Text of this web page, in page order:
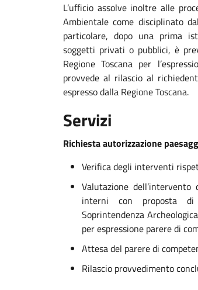
L’ufficio assolve inoltre alle
Ambientale come disciplinato
particolare, dopo una prima
soggetti privati o pubblici, è
Regione Toscana per
provvede al rilascio al
espresso dalla Regione Toscana.
Servizi
Richiesta autorizzazione
Verifica degli interventi
Valutazione
interni con proposta di
Soprintendenza
per espressione parere di
Attesa del parere di
Rilascio provvedimento